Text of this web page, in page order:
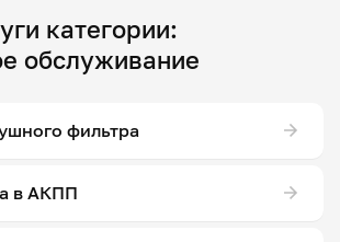
категории:
обслуживание
фильтра
в АКПП